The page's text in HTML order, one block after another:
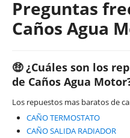
Preguntas
Caños Agua
🤑 ¿Cuáles son los
de Caños Agua
Los repuestos mas baratos de
CAÑO TERMOSTATO
CAÑO SALIDA RADIADOR